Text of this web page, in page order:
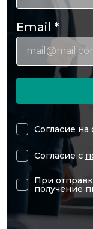
Email *
Согласие на
Согласие с
При
получение